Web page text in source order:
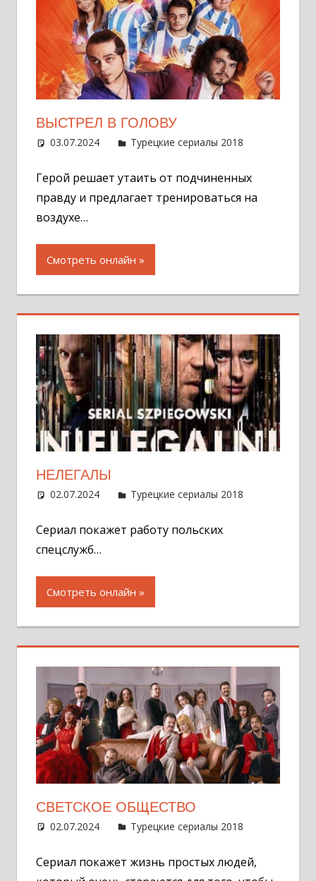
ВЫСТРЕЛ В ГОЛОВУ
03.07.2024 Администратор
Турецкие сериалы 2018
Герой решает утаить от подчиненных
правду и предлагает тренироваться на
воздухе…
Смотреть онлайн
НЕЛЕГАЛЫ
02.07.2024 Администратор
Турецкие сериалы 2018
Сериал покажет работу польских
спецслужб…
Смотреть онлайн
СВЕТСКОЕ ОБЩЕСТВО
02.07.2024 Администратор
Турецкие сериалы 2018
Сериал покажет жизнь простых людей,